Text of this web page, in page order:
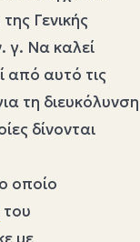
Γενικής
γ. Να καλεί
από αυτό τις
τη διευκόλυνση
δίνονται
οποίο
του